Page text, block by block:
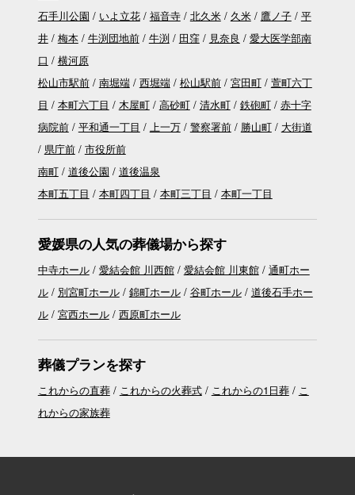
石手川公園
いよ立花 福音寺 北久米 久米 鷹ノ子
平
井
梅本 牛渕団地前 牛渕 田窪 見奈良
愛大医学部南
口
横河原
松山市駅前
南堀端 西堀端 松山駅前 宮田町
萱町六丁
目
本町六丁目 木屋町 高砂町 清水町 鉄砲町
赤十字
病院前
平和通一丁目 上一万 警察署前 勝山町
大街道
県庁前
市役所前
南町
道後公園
道後温泉
本町五丁目
本町四丁目 本町三丁目 本町一丁目
愛媛県の人気の葬儀場から探す
中寺ホール 愛結会館 川西館 愛結会館 川東館
通町ホー
ル
別宮町ホール 錦町ホール 谷町ホール
道後石手ホー
ル
宮西ホール 西原町ホール
葬儀プランを探す
これからの直葬 これからの火葬式 これからの1日葬
こ
れからの家族葬